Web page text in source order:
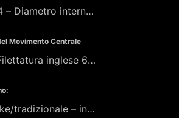
Crisp44 – Diametro interno 44 mm oversize - €200
Movimento Centrale
BSA – Filettatura inglese 68/73 x 40 mm – (inclusa)
rim brake/tradizionale – incluso